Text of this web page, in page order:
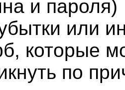
и пароля)
или
которые
по